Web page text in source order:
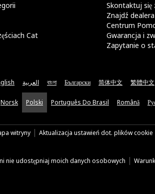
Cat
Skontaktuj się
Znajdź dealera
Centrum
Gwarancja i
Zapytanie o
العربية বাংলা Български 简体中文 繁體中文
Norsk Polski Português Do Brasil Română
witryny Aktualizacja ustawień dot. plików cookie
nie udostępniaj moich danych osobowych